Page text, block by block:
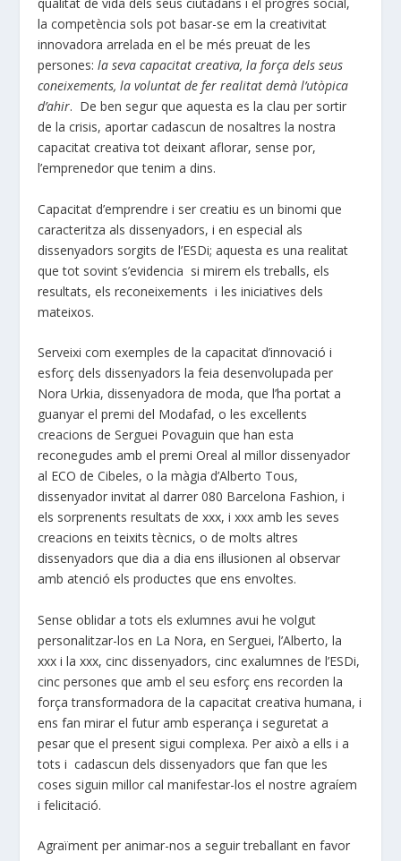
qualitat de vida dels seus ciutadans i el progrés social,
la competència sols pot basar-se em la creativitat
innovadora arrelada en el be més preuat de les
persones: la seva capacitat creativa, la força dels seus
coneixements, la voluntat de fer realitat demà l’utòpica
d’ahir. De ben segur que aquesta es la clau per sortir
de la crisis, aportar cadascun de nosaltres la nostra
capacitat creativa tot deixant aflorar, sense por,
l’emprenedor que tenim a dins.
Capacitat d’emprendre i ser creatiu es un binomi que
caracteritza als dissenyadors, i en especial als
dissenyadors sorgits de l’ESDi; aquesta es una realitat
que tot sovint s’evidencia si mirem els treballs, els
resultats, els reconeixements i les iniciatives dels
mateixos.
Serveixi com exemples de la capacitat d’innovació i
esforç dels dissenyadors la feia desenvolupada per
Nora Urkia, dissenyadora de moda, que l’ha portat a
guanyar el premi del Modafad, o les excel·lents
creacions de Serguei Povaguin que han esta
reconegudes amb el premi Oreal al millor dissenyador
al ECO de Cibeles, o la màgia d’Alberto Tous,
dissenyador invitat al darrer 080 Barcelona Fashion, i
els sorprenents resultats de xxx, i xxx amb les seves
creacions en teixits tècnics, o de molts altres
dissenyadors que dia a dia ens il·lusionen al observar
amb atenció els productes que ens envoltes.
Sense oblidar a tots els exlumnes avui he volgut
personalitzar-los en La Nora, en Serguei, l’Alberto, la
xxx i la xxx, cinc dissenyadors, cinc exalumnes de l’ESDi,
cinc persones que amb el seu esforç ens recorden la
força transformadora de la capacitat creativa humana, i
ens fan mirar el futur amb esperança i seguretat a
pesar que el present sigui complexa. Per això a ells i a
tots i cadascun dels dissenyadors que fan que les
coses siguin millor cal manifestar-los el nostre agraíem
i felicitació.
Agraïment per animar-nos a seguir treballant en favor